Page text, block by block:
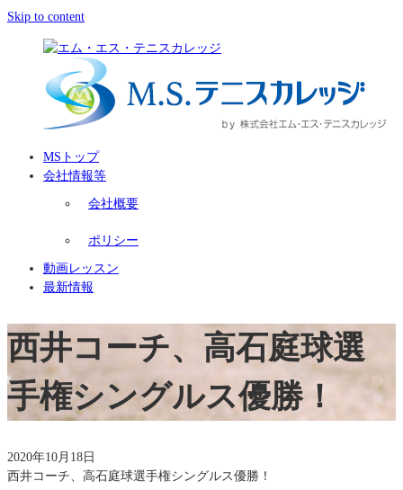
Skip to content
MSトップ
会社情報等
会社概要
ポリシー
動画レッスン
最新情報
西井コーチ、高石庭球選
手権シングルス優勝！
2020年10月18日
西井コーチ、高石庭球選手権シングルス優勝！